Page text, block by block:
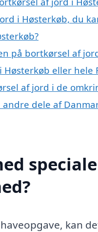
i Høsterkøb, du
på bortkørsel af
eller hele
af jord i de
dele af
kan